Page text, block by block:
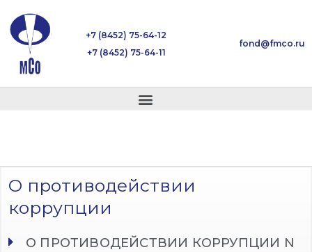
+7 (8452) 75-64-12
+7 (8452) 75-64-11
fond@fmco.ru
О противодействии
коррупции
О ПРОТИВОДЕЙСТВИИ КОРРУПЦИИ N